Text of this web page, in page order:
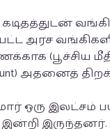
அரச
(பூச்சிய
அதனைத்
ஒரு இலட்சம்
இருந்தனர்.